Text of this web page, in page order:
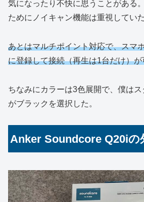
気になったり不快に思うことがある
ためにノイキャン機能は重視していた
あとはマルチポイント対応で、スマ
に登録して接続（再生は1台だけ）
ちなみにカラーは3色展開で、僕はス
がブラックを選択した。
Anker Soundcore Q20iの